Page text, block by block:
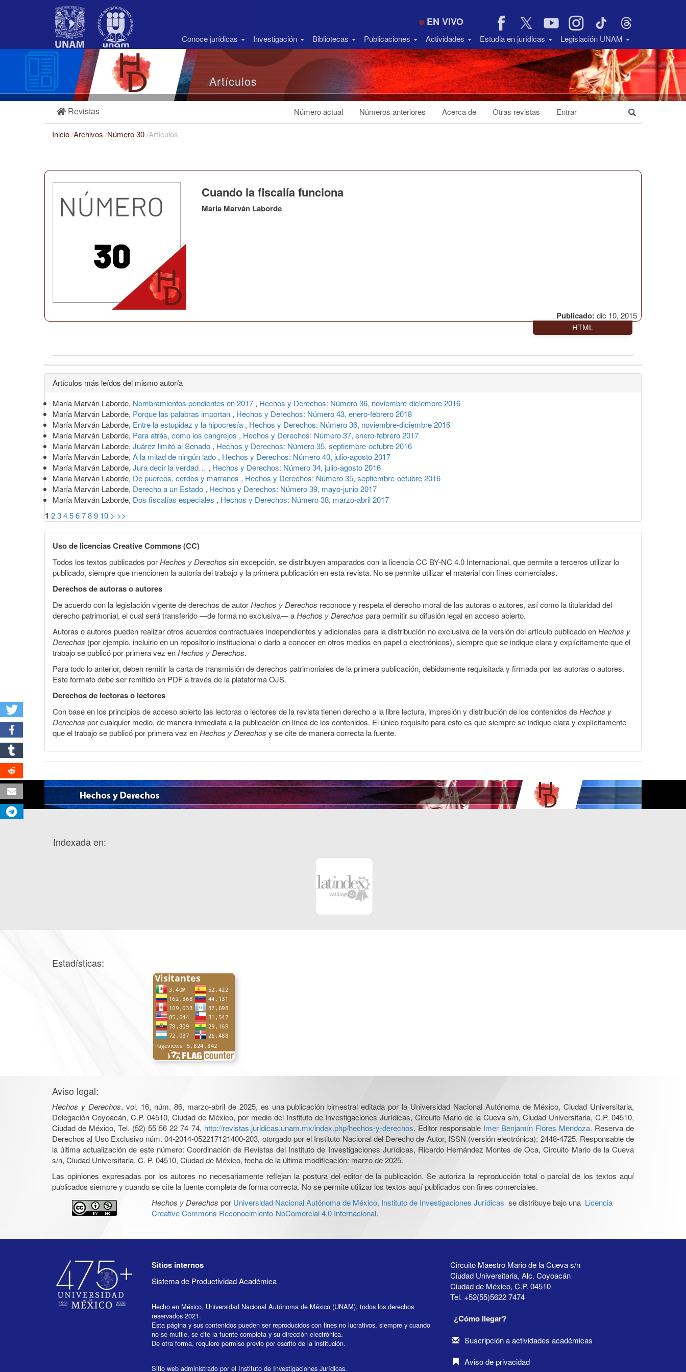
Barra
EN VIVO
Conoce jurídicas Investigación Bibliotecas Publicaciones Actividades Estudia en jurídicas Legislación UNAM
Artículos
Revistas Número actual Números anteriores Acerca de Otras revistas Entrar
Inicio/Archivos /Número 30/Artículos
Publicado: dic 10, 2015
Cuando la fiscalía funciona
María Marván Laborde
HTML
Detalles
del
artículo
Artículos más leídos del mismo autor/a
María Marván Laborde, Nombramientos pendientes en 2017 , Hechos y Derechos: Número 36, noviembre-diciembre 2016
María Marván Laborde, Porque las palabras importan , Hechos y Derechos: Número 43, enero-febrero 2018
María Marván Laborde, Entre la estupidez y la hipocresía , Hechos y Derechos: Número 36, noviembre-diciembre 2016
María Marván Laborde, Para atrás, como los cangrejos , Hechos y Derechos: Número 37, enero-febrero 2017
María Marván Laborde, Juárez limitó al Senado , Hechos y Derechos: Número 35, septiembre-octubre 2016
María Marván Laborde, A la mitad de ningún lado , Hechos y Derechos: Número 40, julio-agosto 2017
María Marván Laborde, Jura decir la verdad… , Hechos y Derechos: Número 34, julio-agosto 2016
María Marván Laborde, De puercos, cerdos y marranos , Hechos y Derechos: Número 35, septiembre-octubre 2016
María Marván Laborde, Derecho a un Estado , Hechos y Derechos: Número 39, mayo-junio 2017
María Marván Laborde, Dos fiscalías especiales , Hechos y Derechos: Número 38, marzo-abril 2017
1 23456789 10 > >>
Uso de licencias Creative Commons (CC)
Todos los textos publicados porHechos y Derechos sin excepción, se distribuyen amparados con la licencia CC BY-NC 4.0 Internacional, que permite a terceros utilizar lo
publicado, siempre que mencionen la autoría del trabajo y la primera publicación en esta revista. No se permite utilizar el material con fines comerciales.
Derechos de autoras o autores
De acuerdo con la legislación vigente de derechos de autorHechos y Derechos reconoce y respeta el derecho moral de las autoras o autores, así como la titularidad del
derecho patrimonial, el cual será transferido —de forma no exclusiva— aHechos y Derechos para permitir su difusión legal en acceso abierto.
Autoras o autores pueden realizar otros acuerdos contractuales independientes y adicionales para la distribución no exclusiva de la versión del artículo publicado enHechos y
Derechos (por ejemplo, incluirlo en un repositorio institucional o darlo a conocer en otros medios en papel o electrónicos), siempre que se indique clara y explícitamente que el
trabajo se publicó por primera vez enHechos y Derechos.
Para todo lo anterior, deben remitir la carta de transmisión de derechos patrimoniales de la primera publicación, debidamente requisitada y firmada por las autoras o autores.
Este formato debe ser remitido en PDF a través de la plataforma OJS.
Derechos de lectoras o lectores
Con base en los principios de acceso abierto las lectoras o lectores de la revista tienen derecho a la libre lectura, impresión y distribución de los contenidos deHechos y
Derechos por cualquier medio, de manera inmediata a la publicación en línea de los contenidos. El único requisito para esto es que siempre se indique clara y explícitamente
que el trabajo se publicó por primera vez enHechos y Derechos y se cite de manera correcta la fuente.
Indexada en:
Estadísticas:
Aviso legal:
Hechos y Derechos, vol. 16, núm. 86, marzo-abril de 2025, es una publicación bimestral editada por la Universidad Nacional Autónoma de México, Ciudad Universitaria,
Delegación Coyoacán, C.P. 04510, Ciudad de México, por medio del Instituto de Investigaciones Jurídicas, Circuito Mario de la Cueva s/n, Ciudad Universitaria, C.P. 04510,
Ciudad de México, Tel. (52) 55 56 22 74 74, http://revistas.juridicas.unam.mx/index.php/hechos-y-derechos. Editor responsable Imer Benjamín Flores Mendoza. Reserva de
Derechos al Uso Exclusivo núm. 04-2014-052217121400-203, otorgado por el Instituto Nacional del Derecho de Autor, ISSN (versión electrónica): 2448-4725. Responsable de
la última actualización de este número: Coordinación de Revistas del Instituto de Investigaciones Jurídicas, Ricardo Hernández Montes de Oca, Circuito Mario de la Cueva
s/n, Ciudad Universitaria, C. P. 04510, Ciudad de México, fecha de la última modificación: marzo de 2025.
Las opiniones expresadas por los autores no necesariamente reflejan la postura del editor de la publicación. Se autoriza la reproducción total o parcial de los textos aquí
publicados siempre y cuando se cite la fuente completa de forma correcta. No se permite utilizar los textos aquí publicados con fines comerciales.
Hechos y Derechos por Universidad Nacional Autónoma de México, Instituto de Investigaciones Jurídicas se distribuye bajo una Licencia
Creative Commons Reconocimiento-NoComercial 4.0 Internacional.
Sitios internos
Sistema de Productividad Académica
Hecho en México, Universidad Nacional Autónoma de México (UNAM), todos los derechos
reservados 2021.
Esta página y sus contenidos pueden ser reproducidos con fines no lucrativos, siempre y cuando
no se mutile, se cite la fuente completa y su dirección electrónica.
De otra forma, requiere permiso previo por escrito de la institución.
Sitio web administrado por el Instituto de Investigaciones Jurídicas.
Circuito Maestro Mario de la Cueva s/n
Ciudad Universitaria, Alc. Coyoacán
Ciudad de México, C.P. 04510
Tel. +52(55)5622 7474
¿Cómo llegar?
Suscripción a actividades académicas
Aviso de privacidad